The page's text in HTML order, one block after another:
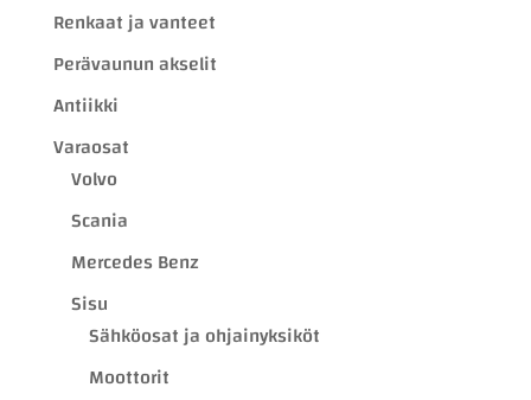
Renkaat ja vanteet
Perävaunun akselit
Antiikki
Varaosat
Volvo
Scania
Mercedes Benz
Sisu
Sähköosat ja ohjainyksiköt
Moottorit